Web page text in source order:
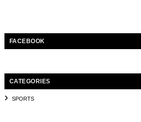
FACEBOOK
CATEGORIES
SPORTS